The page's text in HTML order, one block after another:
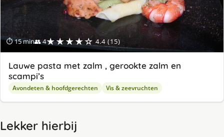
⏱ 15 min👥 4★★★★☆ 4.4 (15)
Lauwe pasta met zalm , gerookte zalm en
scampi’s
Avondeten & hoofdgerechten Vis & zeevruchten
Lekker hierbij